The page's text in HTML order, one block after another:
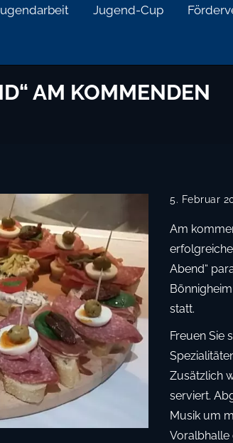
Jugend-Cup
AM KOMMENDEN
5. Februar
Am
Abend“
statt.
Freuen Sie
Zusätzlich
serviert.
Musik um
Voralbhalle